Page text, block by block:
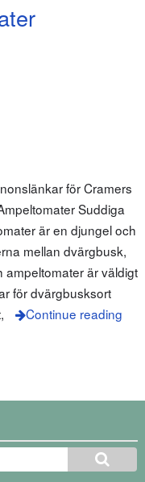
för Cramers
Suddiga
är en djungel och
mellan dvärgbusk,
ampeltomater är väldigt
för dvärgbusksort
Continue reading